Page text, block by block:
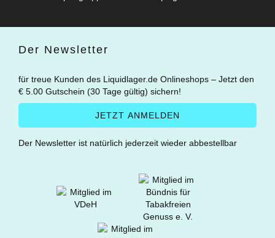
Der Newsletter
für treue Kunden des Liquidlager.de Onlineshops – Jetzt den
€ 5.00 Gutschein (30 Tage gültig) sichern!
Der Newsletter ist natürlich jederzeit wieder abbestellbar